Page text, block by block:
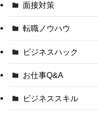
面接対策
転職ノウハウ
ビジネスハック
お仕事Q&A
ビジネススキル